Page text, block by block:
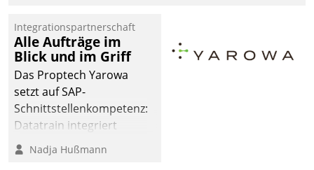
Integrationspartnerschaft
Alle Aufträge im
Blick und im Griff
Das Proptech Yarowa
setzt auf SAP-
Schnittstellenkompetenz:
Datatrain integriert
Yarowas Portal zur
Vergabe und Verwaltung
Nadja Hußmann